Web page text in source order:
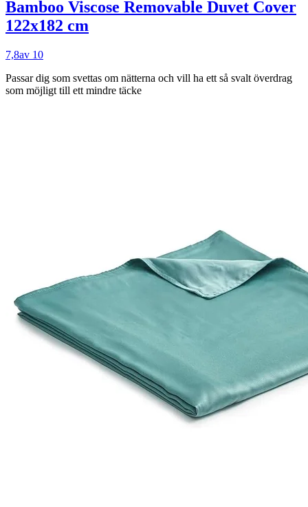
Bamboo Viscose Removable Duvet Cover
122x182 cm
7,8av 10
Passar dig som svettas om nätterna och vill ha ett så svalt överdrag
som möjligt till ett mindre täcke